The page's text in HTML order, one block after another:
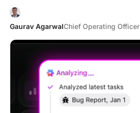
Gaurav AgarwalChief Operating Officer